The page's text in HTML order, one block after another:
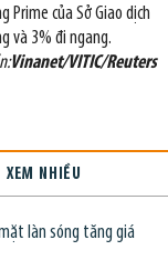
Prime của Sở Giao dịch
và 3% đi ngang.
Vinanet/VITIC/Reuters
XEM NHIỀU
làn sóng tăng giá